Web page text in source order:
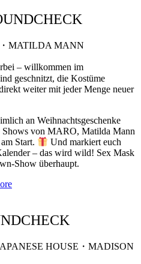
MATILDA MANN
– willkommen im
geschnitzt, die Kostüme
weiter mit jeder Menge neuer
an Weihnachtsgeschenke
Shows von MARO, Matilda Mann
Start.
Und markiert euch
– das wird wild! Sex Mask
Show überhaupt.
HOUSE・MADISON